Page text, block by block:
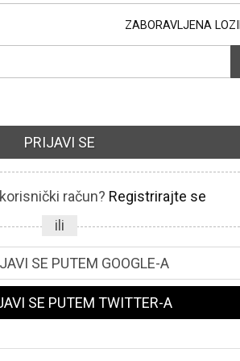
ZABORAVLJENA
PRIJAVI SE
račun? Registrirajte se
ili
SE PUTEM GOOGLE-A
SE PUTEM TWITTER-A